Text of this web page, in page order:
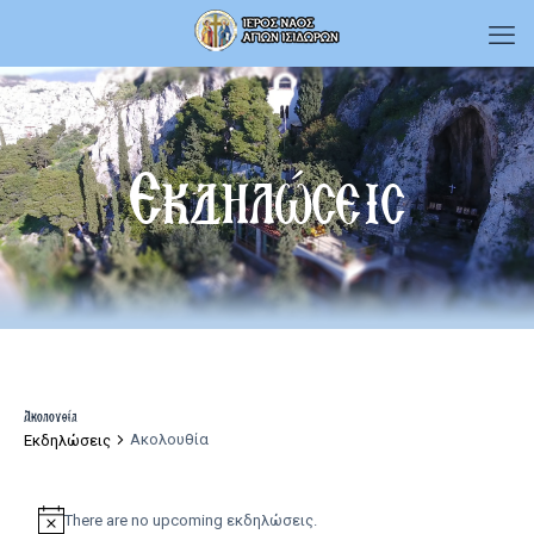
Εκδηλώσεις
Ακολουθία
Εκδηλώσεις Ακολουθία
Εκδηλώσεις
Notice
There are no upcoming εκδηλώσεις.